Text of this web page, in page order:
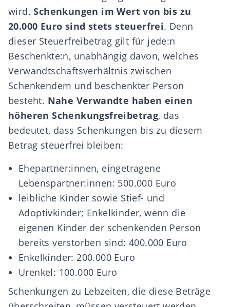
wird.Schenkungen im Wert von bis zu
20.000 Euro sind stets steuerfrei. Denn
dieser Steuerfreibetrag gilt für jede:n
Beschenkte:n, unabhängig davon, welches
Verwandtschaftsverhältnis zwischen
Schenkendem und beschenkter Person
besteht. Nahe Verwandte haben einen
höheren Schenkungsfreibetrag, das
bedeutet, dass Schenkungen bis zu diesem
Betrag steuerfrei bleiben:
Ehepartner:innen, eingetragene
Lebenspartner:innen: 500.000 Euro
leibliche Kinder sowie Stief- und
Adoptivkinder; Enkelkinder, wenn die
eigenen Kinder der schenkenden Person
bereits verstorben sind: 400.000 Euro
Enkelkinder: 200.000 Euro
Urenkel: 100.000 Euro
Schenkungen zu Lebzeiten, die diese Beträge